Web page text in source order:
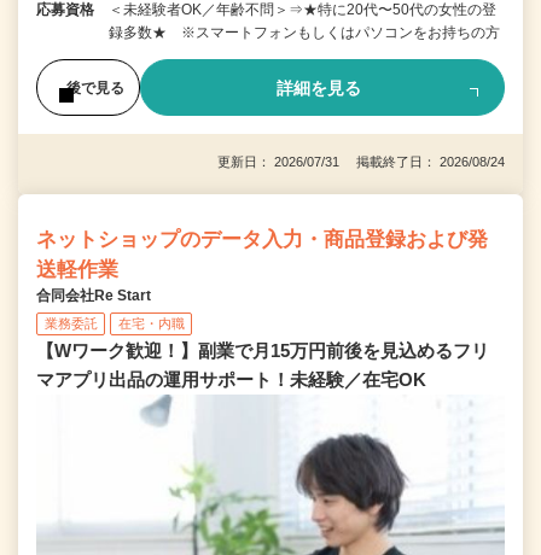
応募資格
＜未経験者OK／年齢不問＞⇒★特に20代〜50代の女性の登
録多数★ ※スマートフォンもしくはパソコンをお持ちの方
後で見る 詳細を見る
更新日： 2026/07/31 掲載終了日： 2026/08/24
ネットショップのデータ入力・商品登録および発
送軽作業
合同会社Re Start
業務委託 在宅・内職
【Wワーク歓迎！】副業で月15万円前後を見込めるフリ
マアプリ出品の運用サポート！未経験／在宅OK